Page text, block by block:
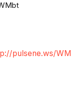
pulsene.ws/